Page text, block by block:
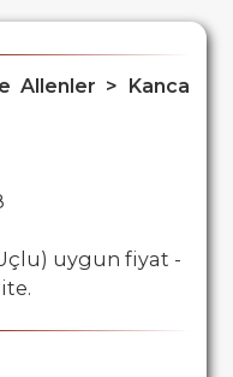
Allenler > Kanca
uygun fiyat -